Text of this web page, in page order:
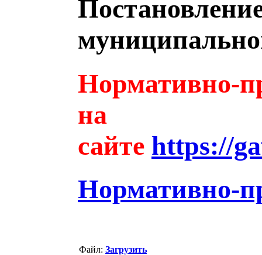
Нормативно-
на
сайте https://
Нормативно-
Файл: Загрузить